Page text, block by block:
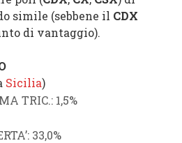
simile (sebbene il CDX
di vantaggio).
Sicilia)
TRIC.: 1,5%
: 33,0%